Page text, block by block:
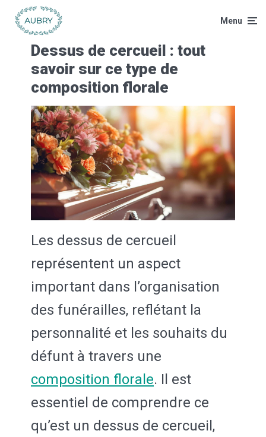
Menu
Dessus de cercueil : tout
savoir sur ce type de
composition florale
Les dessus de cercueil
représentent un aspect
important dans l’organisation
des funérailles, reflétant la
personnalité et les souhaits du
défunt à travers une
composition florale. Il est
essentiel de comprendre ce
qu’est un dessus de cercueil,